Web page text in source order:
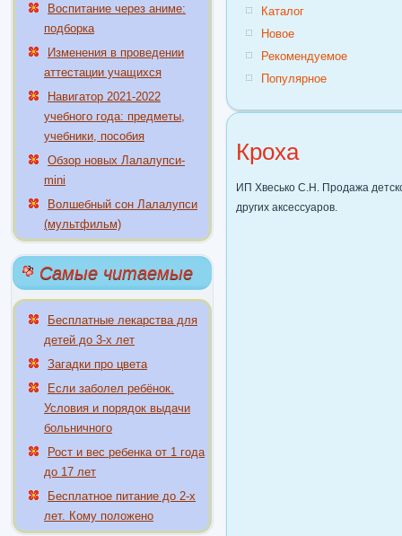
Воспитание через аниме:
подборка
Изменения в проведении
аттестации учащихся
Навигатор 2021-2022
учебного года: предметы,
учебники, пособия
Обзор новых Лалалупси-
mini
Волшебный сон Лалалупси
(мультфильм)
Самые читаемые
Бесплатные лекарства для
детей до 3-х лет
Загадки про цвета
Если заболел ребёнок.
Условия и порядок выдачи
больничного
Рост и вес ребенка от 1 года
до 17 лет
Бесплатное питание до 2-х
лет. Кому положено
Каталог
Новое
Рекомендуемое
Популярное
Кроха
ИП Хвесько С.Н. Продажа
других аксессуаров.